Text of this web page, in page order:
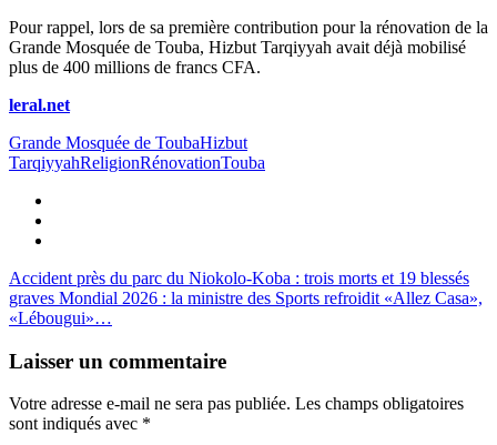
Pour rappel, lors de sa première contribution pour la rénovation de la
Grande Mosquée de Touba, Hizbut Tarqiyyah avait déjà mobilisé
plus de 400 millions de francs CFA.
leral.net
Grande Mosquée de ToubaHizbut
TarqiyyahReligionRénovationTouba
Accident près du parc du Niokolo-Koba : trois morts et 19 blessés
graves Mondial 2026 : la ministre des Sports refroidit «Allez Casa»,
«Lébougui»…
Laisser un commentaire
Votre adresse e-mail ne sera pas publiée. Les champs obligatoires
sont indiqués avec *